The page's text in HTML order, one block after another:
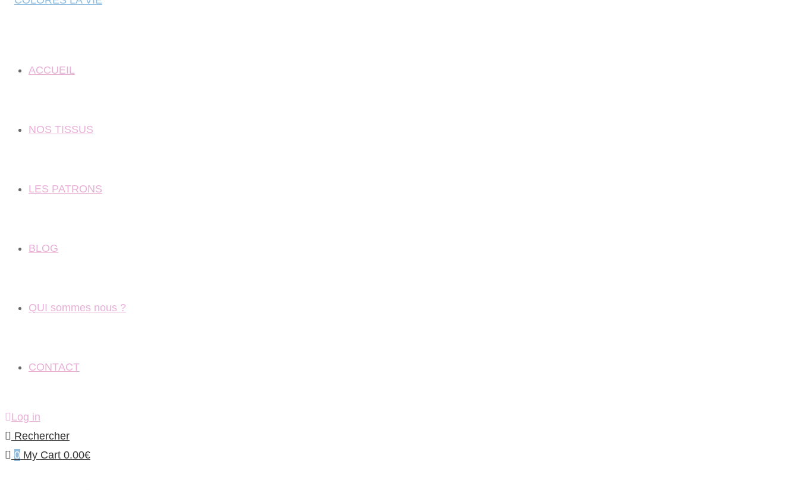
ACCUEIL
NOS TISSUS
LES PATRONS
BLOG
QUI sommes nous ?
CONTACT
Log in
Rechercher
0 My Cart 0.00€